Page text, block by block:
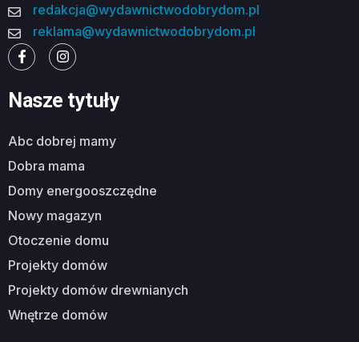
redakcja@wydawnictwodobrydom.pl
reklama@wydawnictwodobrydom.pl
Nasze tytuły
abc dobrej mamy
dobra mama
domy energooszczędne
nowy magazyn
otoczenie domu
projekty domów
projekty domów drewnianych
wnętrze domów